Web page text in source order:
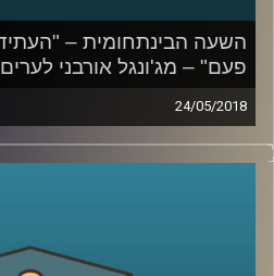
השעה הבינתחומית –
פעם" – מג'ונגל אורבני
24/05/2018
העידן הנוכחי מביא עמו
ניערך כראוי ליום הזה אנו